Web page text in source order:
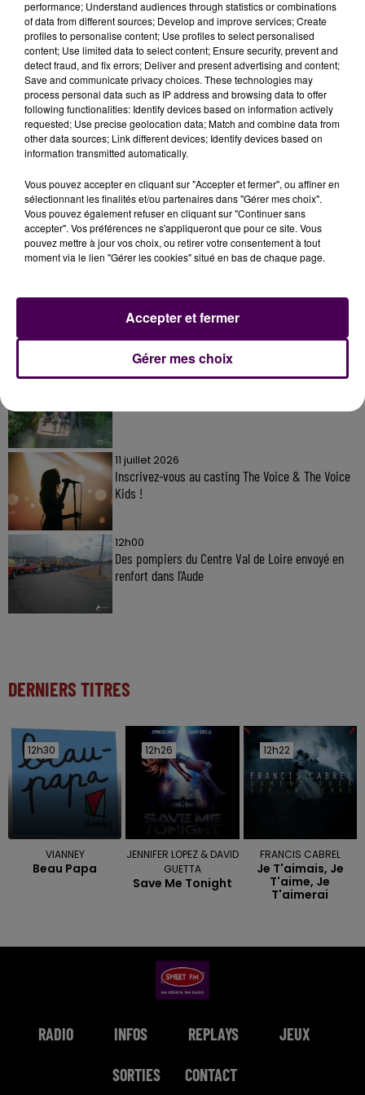
Outre les pompiers, policiers, employés d'Enedis et de
GRDF étaient présents sur les lieux du sinistre, où
analyse batimentaire"doit être menée. Les causes
exactes de l’explosion restent à déterminer. Une
enquête a été ouverte, et s'oriente vers une origine
"de gaz en bouteille car l'immeuble n'est pas
alimenté par le réseau GRDF"concluent les pompiers.
À LA UNE
31 juillet 2026
11 juillet 2026
Inscrivez-vous au casting The Voice & The Voice
Kids !
12h00
Des pompiers du Centre Val de Loire envoyé en
renfort dans l'Aude
DERNIERS TITRES
12h30
12h30
VIANNEY
Beau Papa
12h26
12h26
JENNIFER LOPEZ & DAVID
GUETTA
Save Me Tonight
12h22
12h22
FRANCIS CABREL
Je T'aimais, Je
T'aime, Je
T'aimerai
RADIO INFOS REPLAYS JEUX
SORTIES CONTACT
performance; Understand audiences through statistics or combinations
of data from different sources; Develop and improve services; Create
profiles to personalise content; Use profiles to select personalised
content; Use limited data to select content; Ensure security, prevent and
detect fraud, and fix errors; Deliver and present advertising and content;
Save and communicate privacy choices. These technologies may
process personal data such as IP address and browsing data to offer
following functionalities: Identify devices based on information actively
requested; Use precise geolocation data; Match and combine data from
other data sources; Link different devices; Identify devices based on
information transmitted automatically.
Vous pouvez accepter en cliquant sur "Accepter et fermer", ou affiner en
sélectionnant les finalités et/ou partenaires dans "Gérer mes choix".
Vous pouvez également refuser en cliquant sur "Continuer sans
accepter". Vos préférences ne s'appliqueront que pour ce site. Vous
pouvez mettre à jour vos choix, ou retirer votre consentement à tout
moment via le lien "Gérer les cookies" situé en bas de chaque page.
Gérer mes choix
Accepter et fermer